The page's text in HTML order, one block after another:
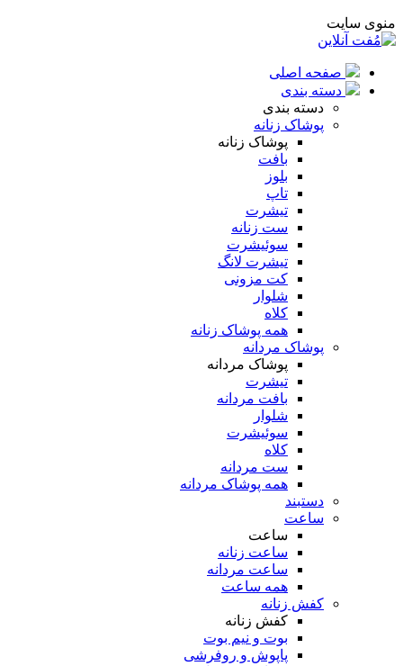
منوی سایت
صفحه اصلی
دسته بندی
دسته بندی
پوشاک زنانه
پوشاک زنانه
بافت
بلوز
تاپ
تیشرت
ست زنانه
سوئیشرت
تیشرت لانگ
کت مزونی
شلوار
کلاه
همه پوشاک زنانه
پوشاک مردانه
پوشاک مردانه
تیشرت
بافت مردانه
شلوار
سوئیشرت
کلاه
ست مردانه
همه پوشاک مردانه
دستبند
ساعت
ساعت
ساعت زنانه
ساعت مردانه
همه ساعت
کفش زنانه
کفش زنانه
بوت و نیم بوت
پاپوش و روفرشی